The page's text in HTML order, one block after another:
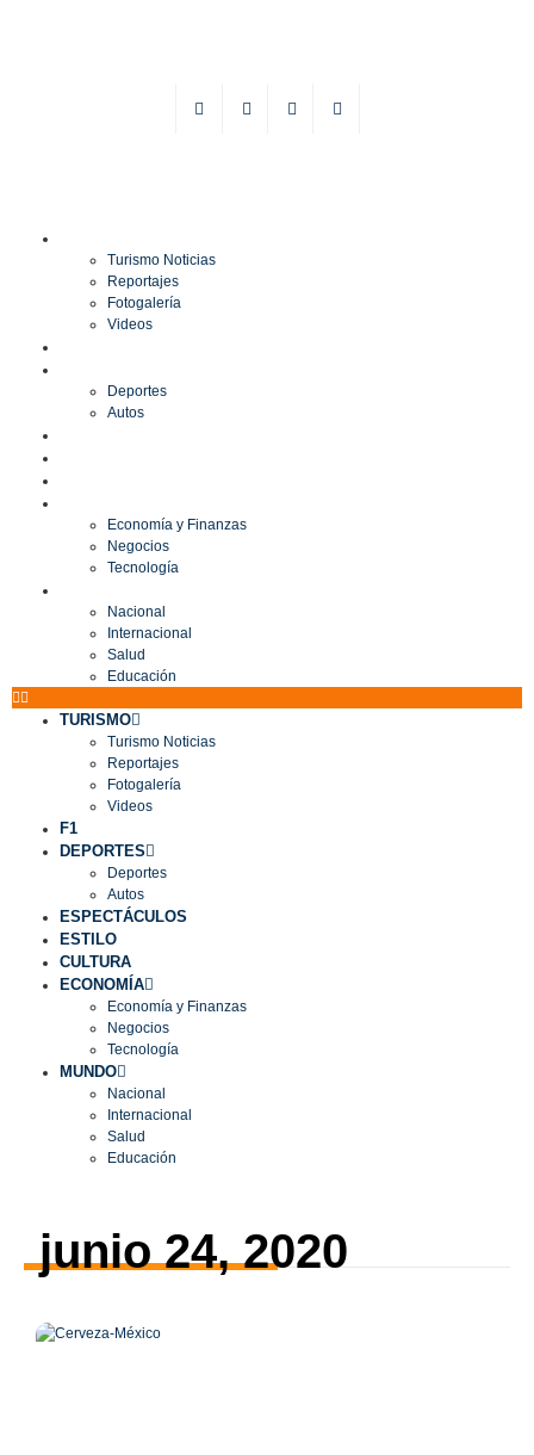
Turismo Noticias
Reportajes
Fotogalería
Videos
Deportes
Autos
Economía y Finanzas
Negocios
Tecnología
Nacional
Internacional
Salud
Educación
TURISMO
Turismo Noticias
Reportajes
Fotogalería
Videos
F1
DEPORTES
Deportes
Autos
ESPECTÁCULOS
ESTILO
CULTURA
ECONOMÍA
Economía y Finanzas
Negocios
Tecnología
MUNDO
Nacional
Internacional
Salud
Educación
junio 24, 2020